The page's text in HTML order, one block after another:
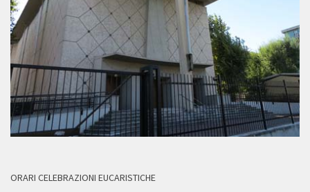
ORARI CELEBRAZIONI EUCARISTICHE